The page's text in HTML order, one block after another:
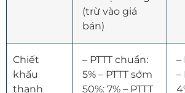
(trừ vào giá
bán)
Chiết
khấu
thanh
– PTTT chuẩn:
5% – PTTT sớm
50%: 7% – PTTT
–
–